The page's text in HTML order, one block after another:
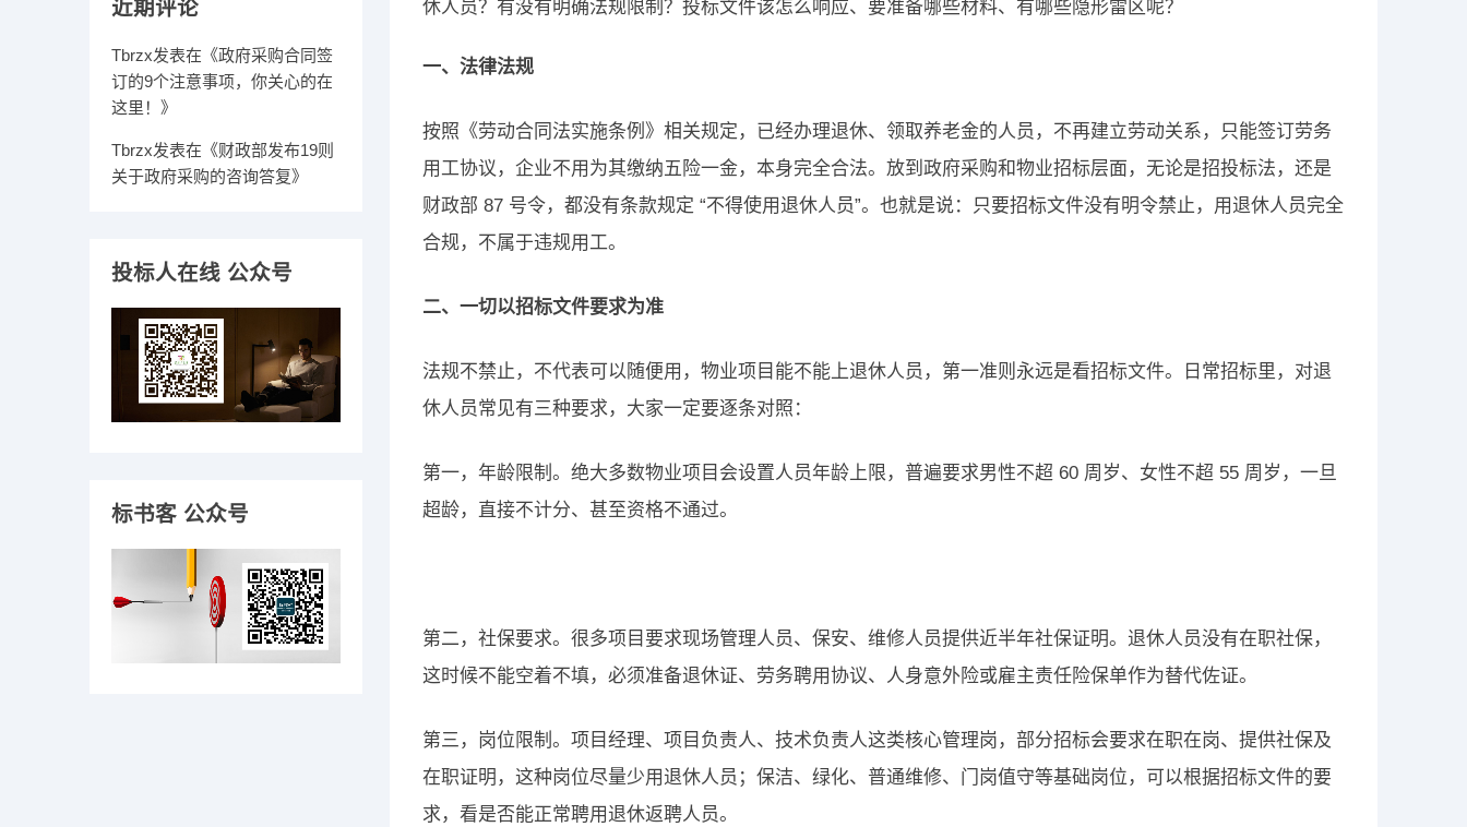
休人员？有没有明确法规限制？投标文件该怎么响应、要准备哪些材料、有哪些隐形雷区呢？
一、法律法规
按照《劳动合同法实施条例》相关规定，已经办理退休、领取养老金的人员，不再建立劳动关系，只能签订劳务
用工协议，企业不用为其缴纳五险一金，本身完全合法。放到政府采购和物业招标层面，无论是招投标法，还是
财政部 87 号令，都没有条款规定 “不得使用退休人员”。也就是说：只要招标文件没有明令禁止，用退休人员完全
合规，不属于违规用工。
二、一切以招标文件要求为准
法规不禁止，不代表可以随便用，物业项目能不能上退休人员，第一准则永远是看招标文件。日常招标里，对退
休人员常见有三种要求，大家一定要逐条对照：
第一，年龄限制。绝大多数物业项目会设置人员年龄上限，普遍要求男性不超 60 周岁、女性不超 55 周岁，一旦
超龄，直接不计分、甚至资格不通过。
第二，社保要求。很多项目要求现场管理人员、保安、维修人员提供近半年社保证明。退休人员没有在职社保，
这时候不能空着不填，必须准备退休证、劳务聘用协议、人身意外险或雇主责任险保单作为替代佐证。
第三，岗位限制。项目经理、项目负责人、技术负责人这类核心管理岗，部分招标会要求在职在岗、提供社保及
在职证明，这种岗位尽量少用退休人员；保洁、绿化、普通维修、门岗值守等基础岗位，可以根据招标文件的要
求，看是否能正常聘用退休返聘人员。
近期评论
Tbrzx发表在《政府采购合同签
订的9个注意事项，你关心的在
这里！ 》
Tbrzx发表在《财政部发布19则
关于政府采购的咨询答复》
投标人在线 公众号
标书客 公众号